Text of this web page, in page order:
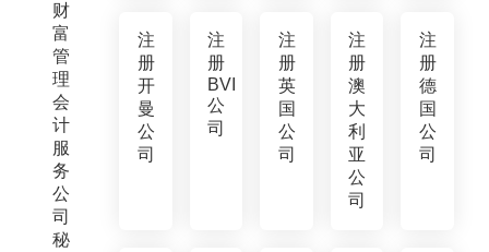
财
富
管
理
会
计
服
务
公
司
秘
注
册
开
曼
公
司
注
册
BVI
公
司
注
册
英
国
公
司
注
册
澳
大
利
亚
公
司
注
册
德
国
公
司